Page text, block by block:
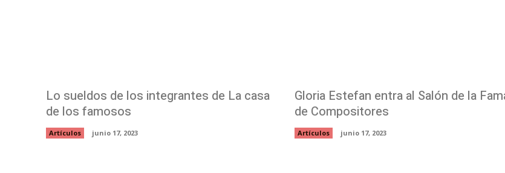
Lo sueldos de los integrantes de La casa
de los famosos
Artículos junio 17, 2023
Gloria Estefan entra al Salón de la
de Compositores
Artículos junio 17, 2023